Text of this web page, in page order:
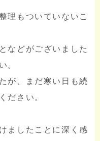
理もついていないこ
などがございました
。
が、まだ寒い日も続
ださい。
ましたことに深く感